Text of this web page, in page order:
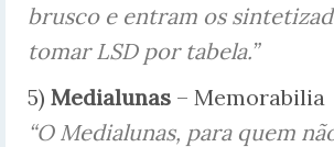
brusco e entram os
tomar LSD por tabela.”
5) Medialunas – Memorabilia
“O Medialunas, para quem